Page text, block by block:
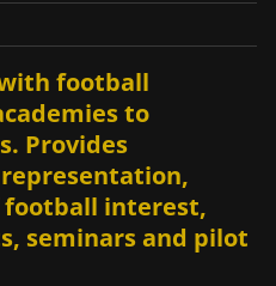
football
to
Provides
football interest,
seminars and pilot